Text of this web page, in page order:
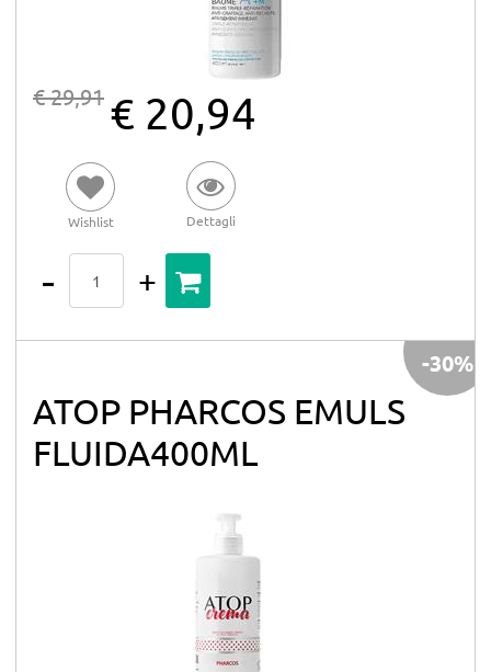
€ 29,91 € 20,94
Wishlist Dettagli
ATOP PHARCOS EMULS
FLUIDA400ML
-30%